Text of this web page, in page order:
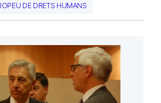
DE DRETS HUMANS